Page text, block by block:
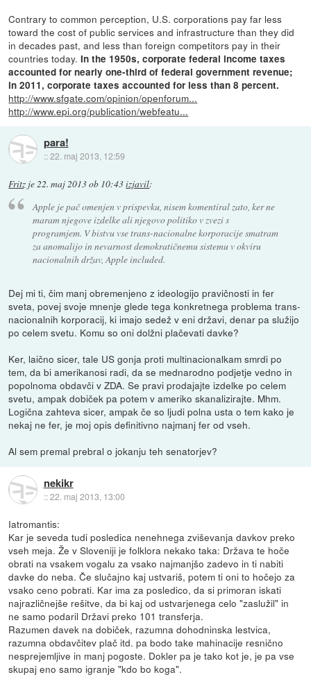
Contrary to common perception, U.S. corporations pay far less
toward the cost of public services and infrastructure than they did
in decades past, and less than foreign competitors pay in their
countries today. In the 1950s, corporate federal income taxes
accounted for nearly one-third of federal government revenue;
in 2011, corporate taxes accounted for less than 8 percent.
http://www.sfgate.com/opinion/openforum...
http://www.epi.org/publication/webfeatu...
para!
::22. maj 2013, 12:59
Fritz je22. maj 2013 ob 10:43izjavil:
Apple je pač omenjen v prispevku, nisem komentiral zato, ker ne
maram njegove izdelke ali njegovo politiko v zvezi s
programjem. V bistvu vse trans-nacionalne korporacije smatram
za anomalijo in nevarnost demokratičnemu sistemu v okviru
nacionalnih držav, Apple included.
Dej mi ti, čim manj obremenjeno z ideologijo pravičnosti in fer
sveta, povej svoje mnenje glede tega konkretnega problema trans-
nacionalnih korporacij, ki imajo sedež v eni državi, denar pa služijo
po celem svetu. Komu so oni dolžni plačevati davke?
Ker, laično sicer, tale US gonja proti multinacionalkam smrdi po
tem, da bi amerikanosi radi, da se mednarodno podjetje vedno in
popolnoma obdavči v ZDA. Se pravi prodajajte izdelke po celem
svetu, ampak dobiček pa potem v ameriko skanalizirajte. Mhm.
Logična zahteva sicer, ampak če so ljudi polna usta o tem kako je
nekaj ne fer, je moj opis definitivno najmanj fer od vseh.
Al sem premal prebral o jokanju teh senatorjev?
nekikr
::22. maj 2013, 13:00
Iatromantis:
Kar je seveda tudi posledica nenehnega zviševanja davkov preko
vseh meja. Že v Sloveniji je folklora nekako taka: Država te hoče
obrati na vsakem vogalu za vsako najmanjšo zadevo in ti nabiti
davke do neba. Če slučajno kaj ustvariš, potem ti oni to hočejo za
vsako ceno pobrati. Kar ima za posledico, da si primoran iskati
najrazličnejše rešitve, da bi kaj od ustvarjenega celo "zaslužil" in
ne samo podaril Državi preko 101 transferja.
Razumen davek na dobiček, razumna dohodninska lestvica,
razumna obdavčitev plač itd. pa bodo take mahinacije resnično
nesprejemljive in manj pogoste. Dokler pa je tako kot je, je pa vse
skupaj eno samo igranje "kdo bo koga".